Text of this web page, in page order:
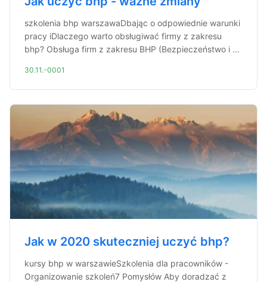
szkolenia bhp warszawaDbając o odpowiednie warunki
pracy iDlaczego warto obsługiwać firmy z zakresu
bhp? Obsługa firm z zakresu BHP (Bezpieczeństwo i ...
30.11.-0001
Jak w 2020 skuteczniej uczyć bhp?
kursy bhp w warszawieSzkolenia dla pracowników -
Organizowanie szkoleń7 Pomysłów Aby doradzać z